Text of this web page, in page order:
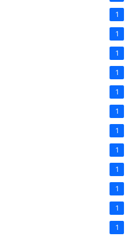
1
1
1
1
1
1
1
1
1
1
1
1